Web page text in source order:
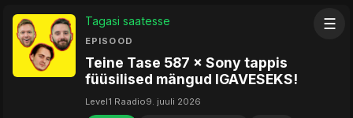
☰
Tagasi saatesse
EPISOOD
Teine Tase 587 × Sony tappis
füüsilised mängud IGAVESEKS!
Level1 Raadio9. juuli 2026